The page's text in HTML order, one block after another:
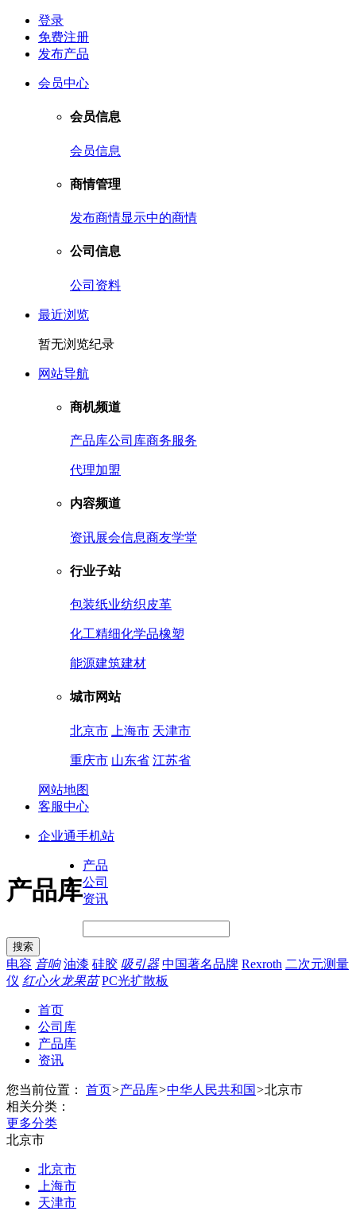
登录
免费注册
发布产品
会员中心
会员信息
会员信息
商情管理
发布商情显示中的商情
公司信息
公司资料
最近浏览
暂无浏览纪录
网站导航
商机频道
产品库公司库商务服务
代理加盟
内容频道
资讯展会信息商友学堂
行业子站
包装纸业纺织皮革
化工精细化学品橡塑
能源建筑建材
城市网站
北京市 上海市 天津市
重庆市 山东省 江苏省
网站地图
客服中心
企业通手机站
产品库
产品
公司
资讯
电容 音响 油漆 硅胶 吸引器 中国著名品牌 Rexroth 二次元测量
仪 红心火龙果苗 PC光扩散板
首页
公司库
产品库
资讯
您当前位置： 首页>产品库>中华人民共和国>北京市
相关分类：
更多分类
北京市
北京市
上海市
天津市